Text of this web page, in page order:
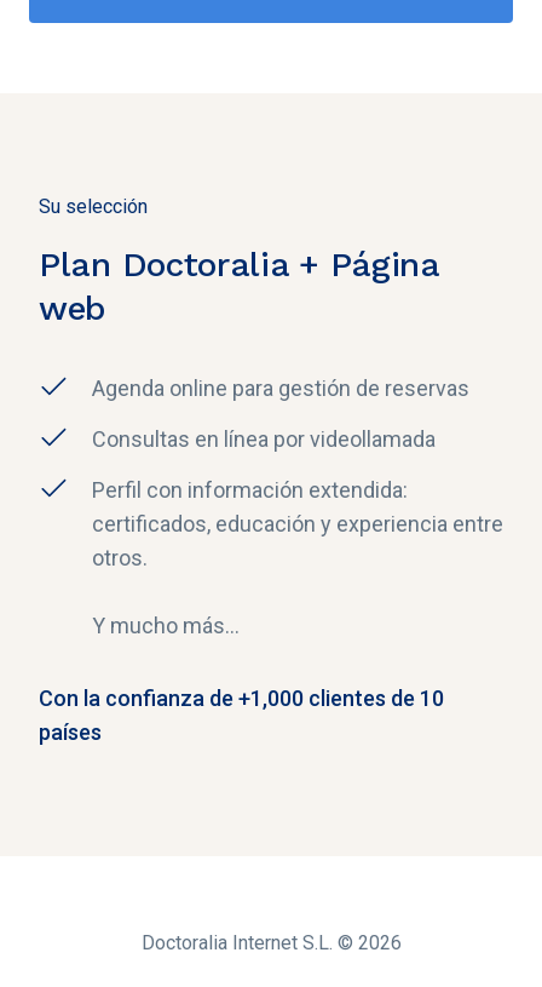
Su selección
Plan Doctoralia + Página
web
Agenda online para gestión de reservas
Consultas en línea por videollamada
Perfil con información extendida:
certificados, educación y experiencia entre
otros.
Y mucho más...
Con la confianza de +1,000 clientes de 10
países
Doctoralia Internet S.L. © 2026